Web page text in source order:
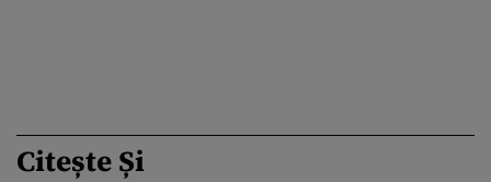
Citește Și